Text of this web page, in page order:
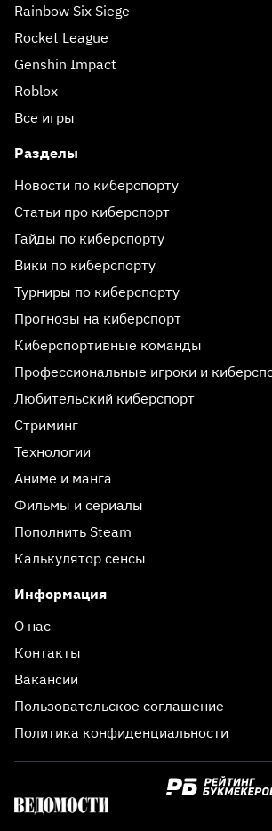
Rainbow Six Siege
Rocket League
Genshin Impact
Roblox
Все игры
Разделы
Новости по киберспорту
Статьи про киберспорт
Гайды по киберспорту
Вики по киберспорту
Турниры по киберспорту
Прогнозы на киберспорт
Киберспортивные команды
Профессиональные игроки и
Любительский киберспорт
Стриминг
Технологии
Аниме и манга
Фильмы и сериалы
Пополнить Steam
Калькулятор сенсы
Информация
О нас
Контакты
Вакансии
Пользовательское соглашение
Политика конфиденциальности